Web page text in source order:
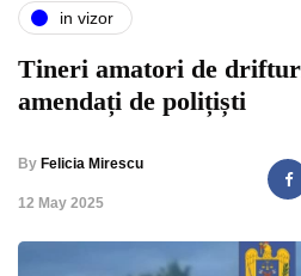
in vizor
Tineri amatori de
amendați de polițiști
By Felicia Mirescu
,12 May 2025